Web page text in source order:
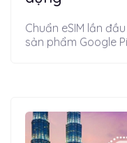
Chuẩn eSIM lần
sản phẩm Google